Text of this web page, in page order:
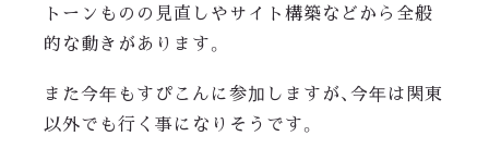
トーンものの見直しやサイト構築などから全般
的な動きがあります。
また今年もすぴこんに参加しますが、今年は関東
以外でも行く事になりそうです。